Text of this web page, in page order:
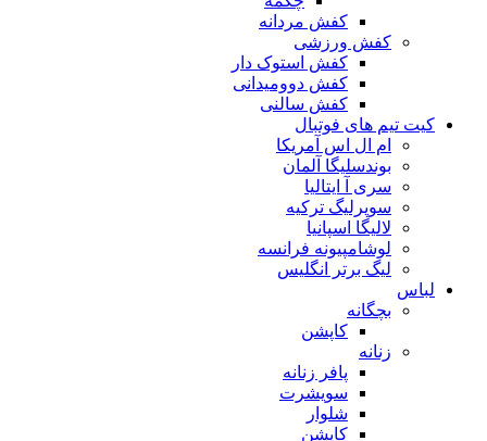
کفش مردانه
کفش ورزشی
کفش استوک دار
کفش دوومیدانی
کفش سالنی
کیت تیم های فوتبال
ام ال اس آمریکا
بوندسلیگا آلمان
سری آ ایتالیا
سوپرلیگ ترکیه
لالیگا اسپانیا
لوشامپیونه فرانسه
لیگ برتر انگلیس
لباس
بچگانه
کاپشن
زنانه
پافر زنانه
سویشرت
شلوار
کاپشن